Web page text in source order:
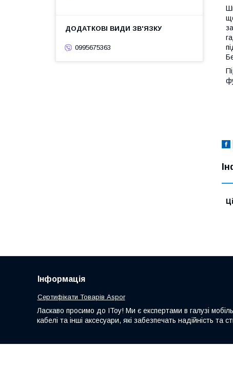
0995675363
Інформація
Сертифікати Товарів Aspor
Ласкаво просимо до IToy! Ми є експертами в галузі
кабелі та інші аксесуари, які забезпечать надійність